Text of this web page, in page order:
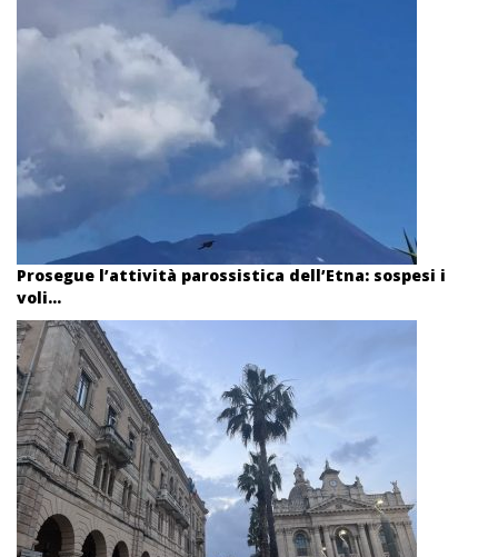
Prosegue l’attività parossistica dell’Etna: sospesi i
voli...